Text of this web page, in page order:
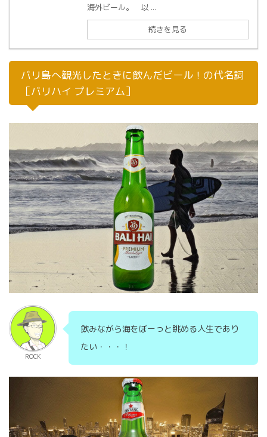
海外ビール。 以 ...
続きを見る
バリ島へ観光したときに飲んだビール！の代名詞
［バリハイ プレミアム］
ROCK
飲みながら海をぼーっと眺める人生であり
たい・・・！